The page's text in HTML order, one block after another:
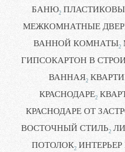
БАНЮ2
МЕЖКОМНАТНЫЕ
ВАННОЙ КОМНАТЫ2
ГИПСОКАРТОН В
ВАННАЯ2
КРАСНОДАРЕ2
КРАСНОДАРЕ ОТ
ВОСТОЧНЫЙ СТИЛЬ2
ПОТОЛОК2